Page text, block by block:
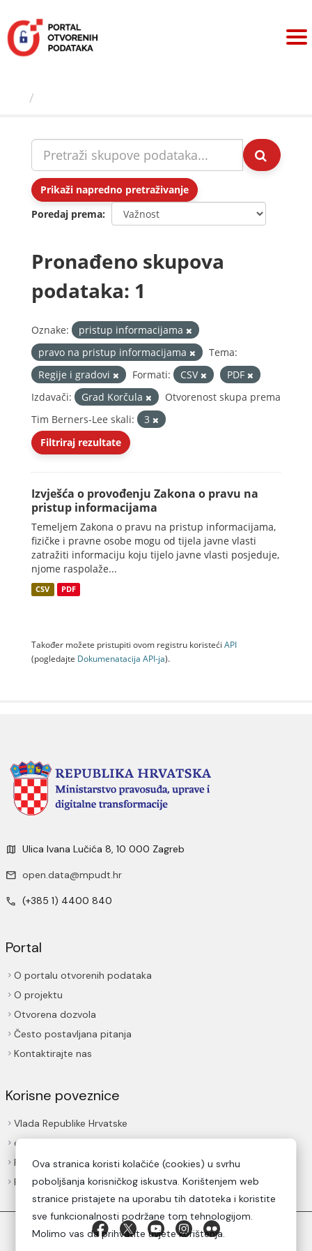
sadržaj
Prikaži napredno pretraživanje
Poredaj prema
Pronađeno skupova
podataka: 1
Oznake:
pristup informacijama
pravo na pristup informacijama
Tema:
Regije i gradovi
Formati: CSV
PDF
Izdavači:
Grad Korčula
Otvorenost skupa prema
Tim Berners-Lee skali:
3
Filtriraj rezultate
Izvješća o provođenju Zakona o pravu na
pristup informacijama
Temeljem Zakona o pravu na pristup informacijama,
fizičke i pravne osobe mogu od tijela javne vlasti
zatražiti informaciju koju tijelo javne vlasti posjeduje,
njome raspolaže...
CSV PDF
Također možete pristupiti ovom registru koristeći API
(pogledajte Dokumenаtаcijа API-jа).